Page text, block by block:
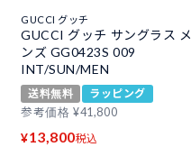
GUCCI グッチ
GUCCI グッチ サングラス メ
ンズ GG0423S 009
INT/SUN/MEN
送料無料
ラッピング
参考価格 ¥41,800
¥13,800税込